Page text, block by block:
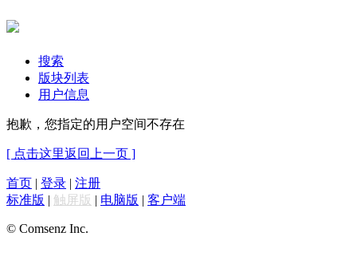
搜索
版块列表
用户信息
抱歉，您指定的用户空间不存在
[ 点击这里返回上一页 ]
首页 | 登录 | 注册
标准版 | 触屏版 | 电脑版 | 客户端
© Comsenz Inc.